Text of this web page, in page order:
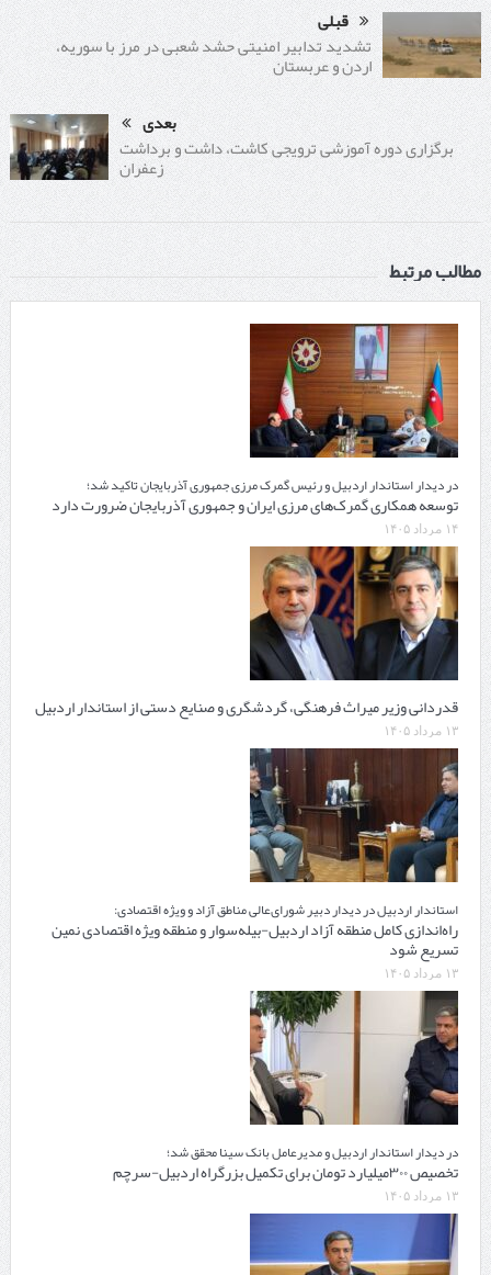
قبلی
تشدید تدابیر امنیتی حشد شعبی در مرز با سوریه،
اردن و عربستان
بعدی
برگزاری دوره آموزشی ترویجی كاشت، داشت و برداشت
زعفران
مطالب مرتبط
در دیدار استاندار اردبیل و رئیس گمرک مرزی جمهوری آذربایجان تاکید شد؛
توسعه همکاری گمرک‌های مرزی ایران و جمهوری آذربایجان ضرورت دارد
۱۴ مرداد ۱۴۰۵
قدردانی وزیر میراث فرهنگی، گردشگری و صنایع دستی از استاندار اردبیل
۱۳ مرداد ۱۴۰۵
استاندار اردبیل در دیدار دبیر شورای‌عالی مناطق آزاد و ویژه اقتصادی:
راه‌اندازی کامل منطقه آزاد اردبیل-بیله‌سوار و منطقه ویژه اقتصادی نمین
تسریع شود
۱۳ مرداد ۱۴۰۵
در دیدار استاندار اردبیل و مدیرعامل بانک سینا محقق شد؛
تخصیص ۳۰۰میلیارد تومان برای تکمیل بزرگراه اردبیل-سرچم
۱۳ مرداد ۱۴۰۵